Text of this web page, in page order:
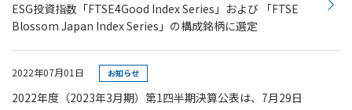
ESG投資指数「FTSE4Good Index Series」および 「FTSE
Blossom Japan Index Series」の構成銘柄に選定
2022年07月01日 お知らせ
2022年度（2023年3月期）第1四半期決算公表は、7月29日